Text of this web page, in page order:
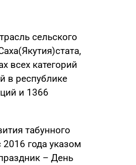
сельского
всех категорий
в республике
и 1366
табунного
года указом
– День